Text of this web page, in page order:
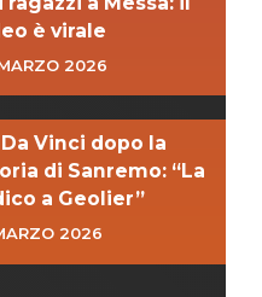
è virale
2026
Vinci dopo la
di Sanremo: “La
a Geolier”
2026